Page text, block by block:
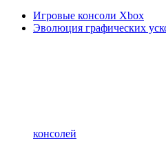
Игровые консоли Xbox
Эволюция графических
консолей